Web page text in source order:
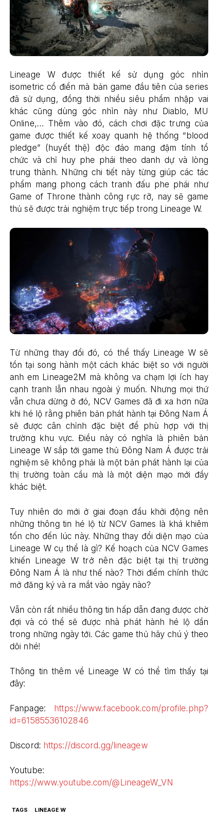
Lineage W được thiết kế sử dụng góc nhìn
isometric cổ điển mà bản game đầu tiên của series
đã sử dụng, đồng thời nhiều siêu phẩm nhập vai
khác cũng dùng góc nhìn này như Diablo, MU
Online,… Thêm vào đó, cách chơi đặc trưng của
game được thiết kế xoay quanh hệ thống “blood
pledge” (huyết thệ) độc đáo mang đậm tính tổ
chức và chỉ huy phe phái theo danh dự và lòng
trung thành. Những chi tiết này từng giúp các tác
phẩm mang phong cách tranh đấu phe phái như
Game of Throne thành công rực rỡ, nay sẽ game
thủ sẽ được trải nghiệm trực tiếp trong Lineage W.
Từ những thay đổi đó, có thể thấy Lineage W sẽ
tồn tại song hành một cách khác biệt so với người
anh em Lineage2M mà không va chạm lợi ích hay
cạnh tranh lẫn nhau ngoài ý muốn. Nhưng mọi thứ
vẫn chưa dừng ở đó, NCV Games đã đi xa hơn nữa
khi hé lộ rằng phiên bản phát hành tại Đông Nam Á
sẽ được cân chỉnh đặc biệt để phù hợp với thị
trường khu vực. Điều này có nghĩa là phiên bản
Lineage W sắp tới game thủ Đông Nam Á được trải
nghiệm sẽ không phải là một bản phát hành lại của
thị trường toàn cầu mà là một diện mạo mới đầy
khác biệt.
Tuy nhiên do mới ở giai đoạn đầu khởi động nên
những thông tin hé lộ từ NCV Games là khá khiêm
tốn cho đến lúc này. Những thay đổi diện mạo của
Lineage W cụ thể là gì? Kế hoạch của NCV Games
khiến Lineage W trở nên đặc biệt tại thị trường
Đông Nam Á là như thế nào? Thời điểm chính thức
mở đăng ký và ra mắt vào ngày nào?
Vẫn còn rất nhiều thông tin hấp dẫn đang được chờ
đợi và có thể sẽ được nhà phát hành hé lộ dần
trong những ngày tới. Các game thủ hãy chú ý theo
dõi nhé!
Thông tin thêm về Lineage W có thể tìm thấy tại
đây:
Fanpage: https://www.facebook.com/profile.php?
id=61585536102846
Discord: https://discord.gg/lineagew
Youtube:
https://www.youtube.com/@LineageW_VN
TAGS LINEAGE W